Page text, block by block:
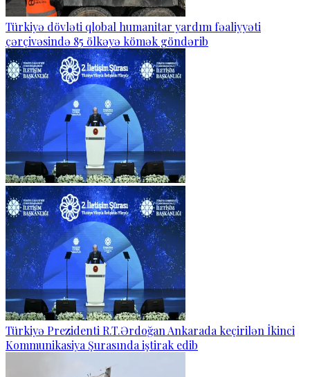
Türkiyə dövləti qlobal humanitar yardım fəaliyyəti
çərçivəsində 85 ölkəyə kömək göndərib
Türkiyə Prezidenti R.T.Ərdoğan Ankarada keçirilən İkinci
Kommunikasiya Şurasında iştirak edib